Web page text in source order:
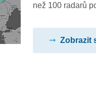
než 100 radarů
Zobrazit